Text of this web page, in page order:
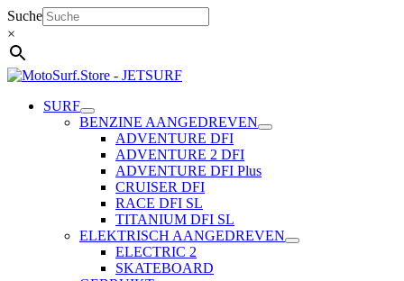
Ga
naar
de
inhoud
Suche
×
SURF
BENZINE AANGEDREVEN
ADVENTURE DFI
ADVENTURE 2 DFI
ADVENTURE DFI Plus
CRUISER DFI
RACE DFI SL
TITANIUM DFI SL
ELEKTRISCH AANGEDREVEN
ELECTRIC 2
SKATEBOARD